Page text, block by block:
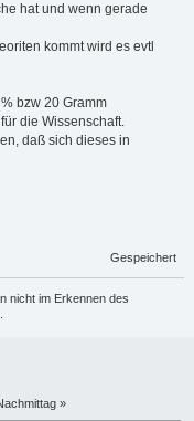
hat und wenn gerade
kommt wird es evtl
bzw 20 Gramm
die Wissenschaft.
daß sich dieses in
Gespeichert
nicht im Erkennen des
»